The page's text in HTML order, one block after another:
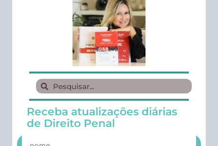
Receba atualizações diárias
de Direito Penal